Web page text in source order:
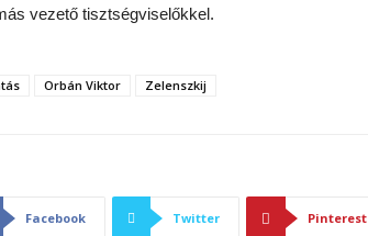
vezető tisztségviselőkkel.
Orbán Viktor Zelenszkij
Facebook Twitter Pinterest